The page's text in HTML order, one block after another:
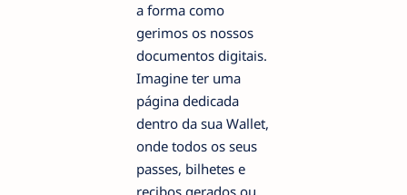
a forma como
gerimos os nossos
documentos digitais.
Imagine ter uma
página dedicada
dentro da sua Wallet,
onde todos os seus
passes, bilhetes e